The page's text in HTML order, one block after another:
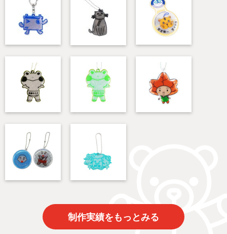
制作実績をもっとみる